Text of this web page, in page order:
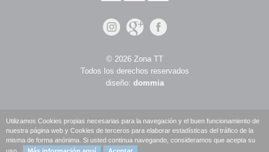
© 2026 Zona TT
Todos los derechos reservados
diseño: dommia
Utilizamos Cookies propias necesarias para la navegación y el buen funcionamiento de
nuestra página web y Cookies de terceros para elaborar estadísticas del tráfico de la
misma de forma anónima. Si usted continua navegando, consideramos que acepta su